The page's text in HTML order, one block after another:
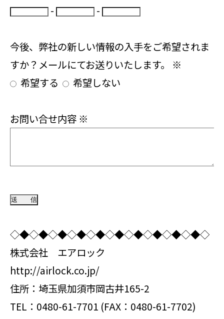
-
-
今後、弊社の新しい情報の入手をご希望されま
すか？メールにてお送りいたします。 ※
希望する
希望しない
お問い合せ内容 ※
◇◆◇◆◇◆◇◆◇◆◇◆◇◆◇◆◇◆◇◆◇
株式会社 エアロック
http://airlock.co.jp/
住所：埼玉県加須市岡古井165-2
TEL：0480-61-7701 (FAX：0480-61-7702)